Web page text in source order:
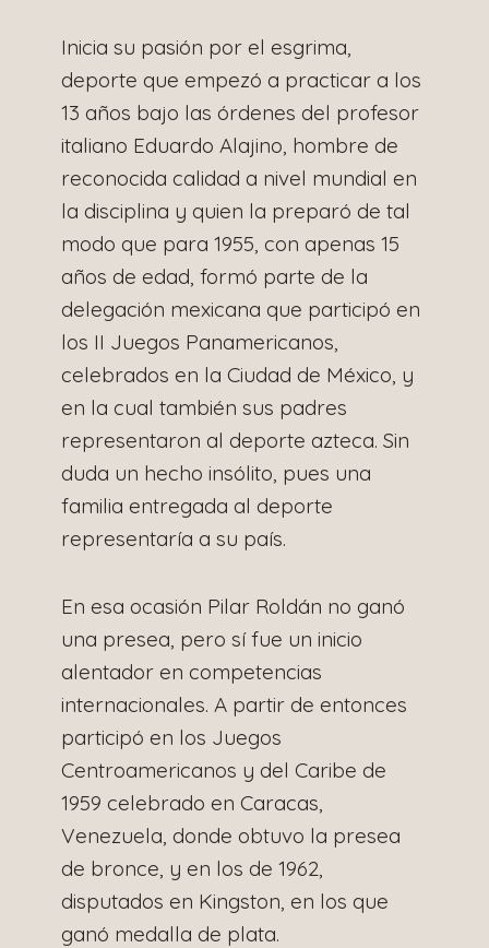
Inicia su pasión por el esgrima,
deporte que empezó a practicar a los
13 años bajo las órdenes del profesor
italiano Eduardo Alajino, hombre de
reconocida calidad a nivel mundial en
la disciplina y quien la preparó de tal
modo que para 1955, con apenas 15
años de edad, formó parte de la
delegación mexicana que participó en
los II Juegos Panamericanos,
celebrados en la Ciudad de México, y
en la cual también sus padres
representaron al deporte azteca. Sin
duda un hecho insólito, pues una
familia entregada al deporte
representaría a su país.
En esa ocasión Pilar Roldán no ganó
una presea, pero sí fue un inicio
alentador en competencias
internacionales. A partir de entonces
participó en los Juegos
Centroamericanos y del Caribe de
1959 celebrado en Caracas,
Venezuela, donde obtuvo la presea
de bronce, y en los de 1962,
disputados en Kingston, en los que
ganó medalla de plata.